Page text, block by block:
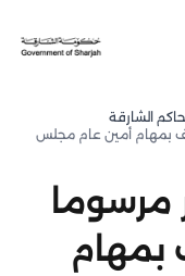
الشارقة
بمهام أمين عام مجلس
مرسوما
بمهام